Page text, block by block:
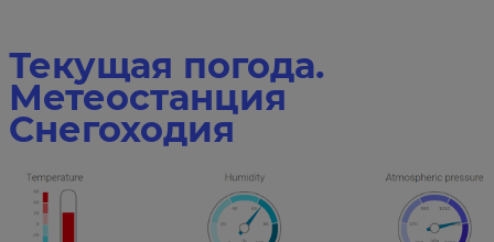
Текущая погода.
Метеостанция
Снегоходия